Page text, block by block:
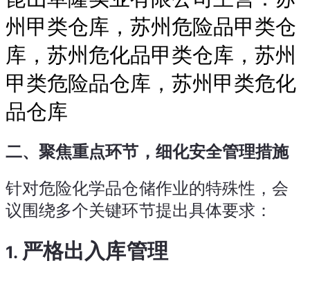
州甲类仓库，苏州危险品甲类仓
库，苏州危化品甲类仓库，苏州
甲类危险品仓库，苏州甲类危化
品仓库
二、聚焦重点环节，细化安全管理措施
针对危险化学品仓储作业的特殊性，会
议围绕多个关键环节提出具体要求：
1. 严格出入库管理